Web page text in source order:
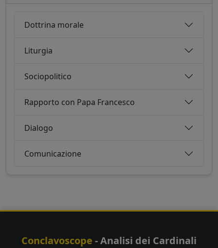
Dottrina morale
Liturgia
Sociopolitico
Rapporto con Papa Francesco
Dialogo
Comunicazione
Conclavoscope - Analisi dei Cardinali